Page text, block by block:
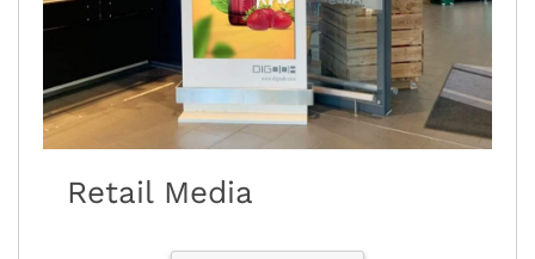
Retail Media